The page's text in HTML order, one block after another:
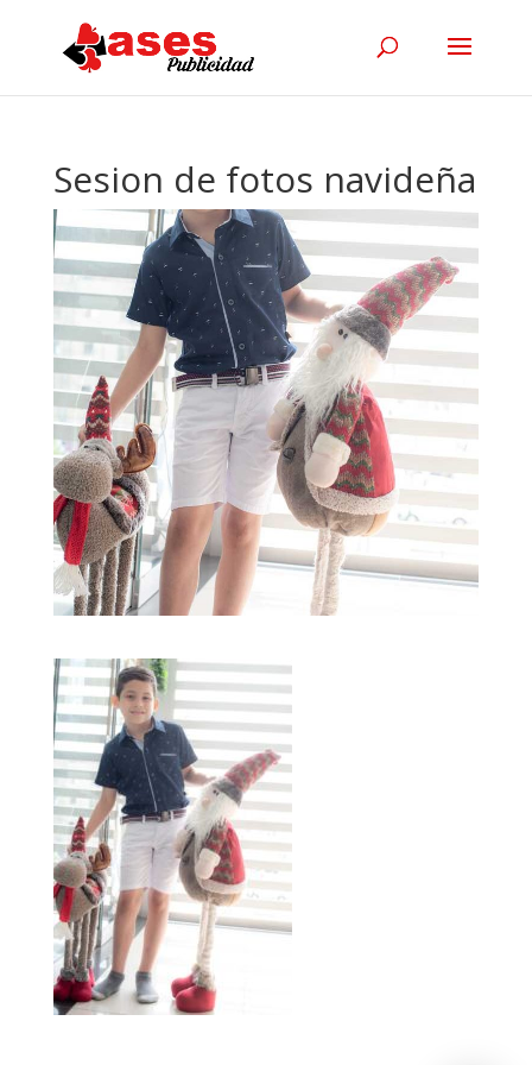
Sesion de fotos navideña